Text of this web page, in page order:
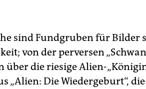
sind Fundgruben für Bilder
von der perversen
über die riesige Alien-
„Alien: Die Wiedergeburt“,